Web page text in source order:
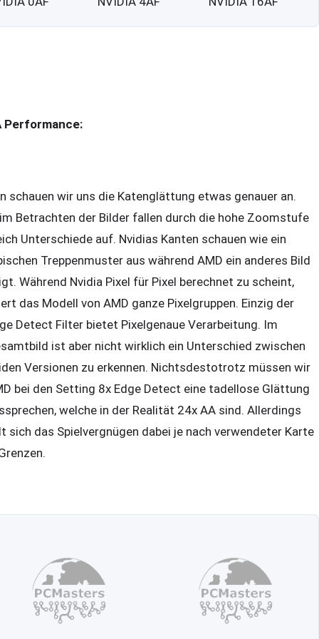
Performance:
schauen wir uns die Katenglättung etwas genauer an.
Betrachten der Bilder fallen durch die hohe Zoomstufe
Unterschiede auf. Nvidias Kanten schauen wie ein
Treppenmuster aus während AMD ein anderes Bild
Während Nvidia Pixel für Pixel berechnet zu scheint,
das Modell von AMD ganze Pixelgruppen. Einzig der
Detect Filter bietet Pixelgenaue Verarbeitung. Im
ist aber nicht wirklich ein Unterschied zwischen
Versionen zu erkennen. Nichtsdestotrotz müssen wir
bei den Setting 8x Edge Detect eine tadellose Glättung
welche in der Realität 24x AA sind. Allerdings
sich das Spielvergnügen dabei je nach verwendeter Karte